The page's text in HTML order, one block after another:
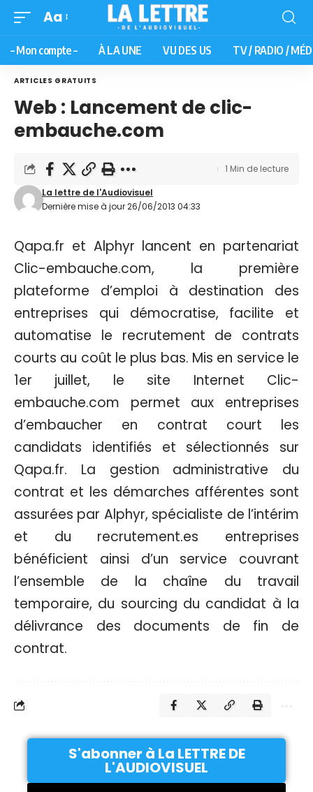
Aa
– Mon compte – À LA UNE VU DES US TV / RADIO /
ARTICLES GRATUITS
Web : Lancement de clic-
embauche.com
Dernière mise à jour 26/06/2013 04:33
La lettre de l'Audiovisuel
1 Min de lecture
Qapa.fr et Alphyr lancent en partenariat
Clic-embauche.com, la première
plateforme d’emploi à destination des
entreprises qui démocratise, facilite et
automatise le recrutement de contrats
courts au coût le plus bas. Mis en service le
1er juillet, le site Internet Clic-
embauche.com permet aux entreprises
d’embaucher en contrat court les
candidats identifiés et sélectionnés sur
Qapa.fr. La gestion administrative du
contrat et les démarches afférentes sont
assurées par Alphyr, spécialiste de l’intérim
et du recrutement.es entreprises
bénéficient ainsi d’un service couvrant
l’ensemble de la chaîne du travail
temporaire, du sourcing du candidat à la
délivrance des documents de fin de
contrat.
S'abonner à La LETTRE DE
L'AUDIOVISUEL